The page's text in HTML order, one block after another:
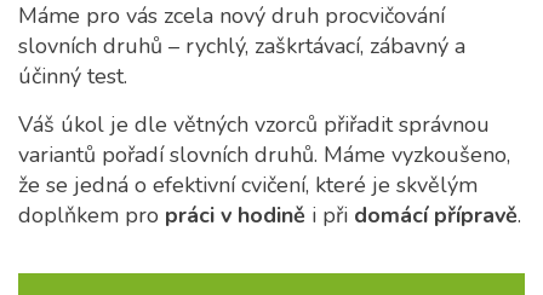
Máme pro vás zcela nový druh procvičování
slovních druhů – rychlý, zaškrtávací, zábavný a
účinný test.
Váš úkol je dle větných vzorců přiřadit správnou
variantů pořadí slovních druhů. Máme vyzkoušeno,
že se jedná o efektivní cvičení, které je skvělým
doplňkem pro práci v hodině i při domácí přípravě.